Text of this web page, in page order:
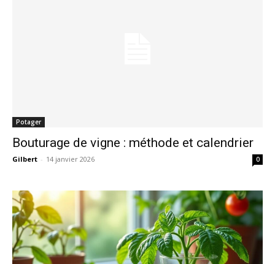
Potager
Bouturage de vigne : méthode et calendrier
Gilbert - 14 janvier 2026 0